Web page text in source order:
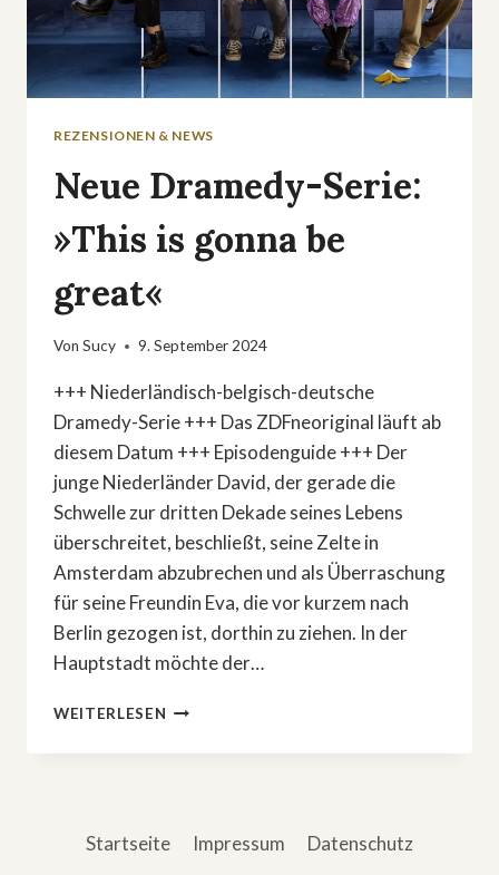
REZENSIONEN & NEWS
Neue Dramedy-Serie:
»This is gonna be
great«
Von Sucy 9. September 2024
+++ Niederländisch-belgisch-deutsche
Dramedy-Serie +++ Das ZDFneoriginal läuft ab
diesem Datum +++ Episodenguide +++ Der
junge Niederländer David, der gerade die
Schwelle zur dritten Dekade seines Lebens
überschreitet, beschließt, seine Zelte in
Amsterdam abzubrechen und als Überraschung
für seine Freundin Eva, die vor kurzem nach
Berlin gezogen ist, dorthin zu ziehen. In der
Hauptstadt möchte der…
WEITERLESEN NEUE
SERIE:
BE
Startseite Impressum
Datenschutz